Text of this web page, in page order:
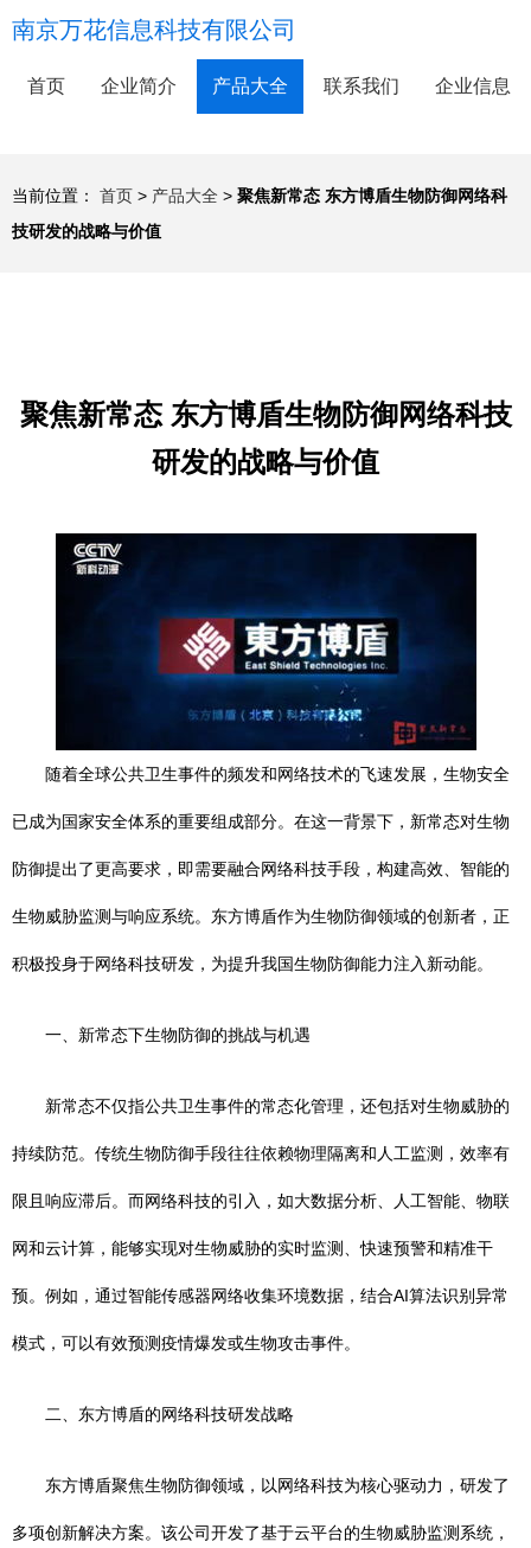
南京万花信息科技有限公司
首页 企业简介 产品大全 联系我们 企业信息
当前位置： 首页 > 产品大全 > 聚焦新常态 东方博盾生物防御网络科
技研发的战略与价值
聚焦新常态 东方博盾生物防御网络科技
研发的战略与价值
随着全球公共卫生事件的频发和网络技术的飞速发展，生物安全
已成为国家安全体系的重要组成部分。在这一背景下，新常态对生物
防御提出了更高要求，即需要融合网络科技手段，构建高效、智能的
生物威胁监测与响应系统。东方博盾作为生物防御领域的创新者，正
积极投身于网络科技研发，为提升我国生物防御能力注入新动能。
一、新常态下生物防御的挑战与机遇
新常态不仅指公共卫生事件的常态化管理，还包括对生物威胁的
持续防范。传统生物防御手段往往依赖物理隔离和人工监测，效率有
限且响应滞后。而网络科技的引入，如大数据分析、人工智能、物联
网和云计算，能够实现对生物威胁的实时监测、快速预警和精准干
预。例如，通过智能传感器网络收集环境数据，结合AI算法识别异常
模式，可以有效预测疫情爆发或生物攻击事件。
二、东方博盾的网络科技研发战略
东方博盾聚焦生物防御领域，以网络科技为核心驱动力，研发了
多项创新解决方案。该公司开发了基于云平台的生物威胁监测系统，